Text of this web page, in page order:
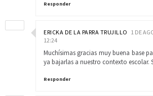
Responder
ERICKA DE LA PARRA TRUJILLO 1 DE
12:24
Muchísimas gracias muy buena base
ya bajarlas a nuestro contexto escolar.
Responder